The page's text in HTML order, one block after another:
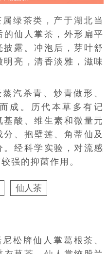
绿茶类，产于湖北 当
的仙人掌茶，外形扁平
披露。冲泡 后，芽叶舒
亮，清香淡雅，滋味
汽杀青、炒青做形、
成。历代本草多有记
酸、维生素和微量元
、抱壁莲、角蒂仙及
经科学实验，对流感
强的抑菌作用。
仙人茶
尼松 牌仙人掌 葛根茶 、